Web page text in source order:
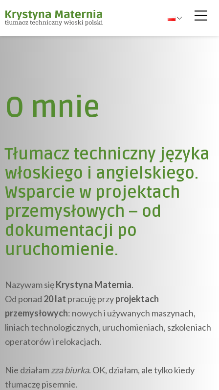
O mnie
Tłumacz techniczny języka
włoskiego i angielskiego.
Wsparcie w projektach
przemysłowych – od
dokumentacji po
uruchomienie.
Nazywam sięKrystyna Maternia.
Od ponad 20 lat pracuję przyprojektach
przemysłowych: nowych i używanych maszynach,
liniach technologicznych, uruchomieniach, szkoleniach
operatorów i relokacjach.
Nie działamzza biurka. OK, działam, ale tylko kiedy
tłumaczę pisemnie.